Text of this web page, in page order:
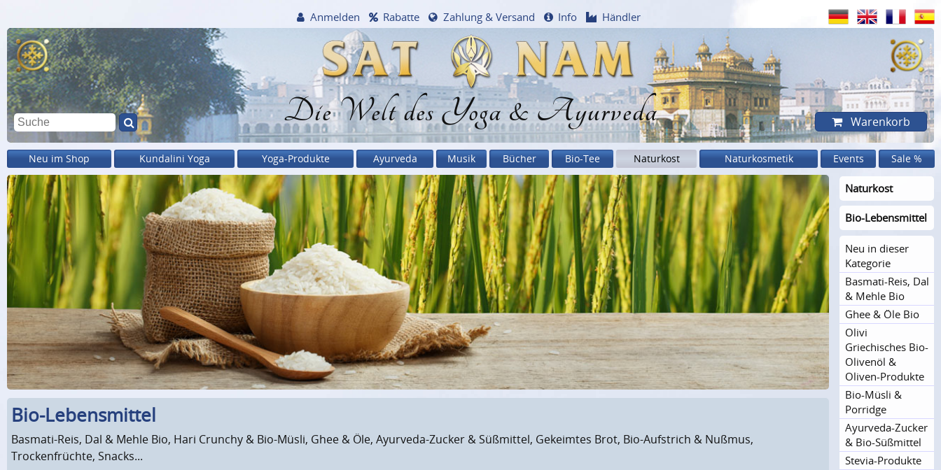
Die Welt des Yoga & Ayurveda
Anmelden Rabatte Zahlung & Versand Info Händler
Warenkorb
Neu im Shop Kundalini Yoga Yoga-Produkte Ayurveda Musik Bücher Bio-Tee Naturkost Naturkosmetik Events Sale %
Bio-Lebensmittel
Basmati-Reis, Dal & Mehle Bio, Hari Crunchy & Bio-Müsli, Ghee & Öle, Ayurveda-Zucker & Süßmittel, Gekeimtes Brot, Bio-Aufstrich & Nußmus,
Trockenfrüchte, Snacks...
Naturkost
Bio-Lebensmittel
Neu in dieser
Kategorie
Basmati-Reis, Dal
& Mehle Bio
Ghee & Öle Bio
Olivi
Griechisches Bio-
Olivenöl &
Oliven-Produkte
Bio-Müsli &
Porridge
Ayurveda-Zucker
& Bio-Süßmittel
Stevia-Produkte